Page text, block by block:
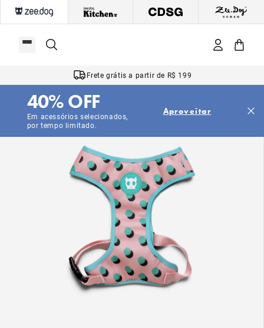
Frete grátis a partir de R$ 199
Em acessórios selecionados,
por tempo limitado.
40% OFF Aproveitar